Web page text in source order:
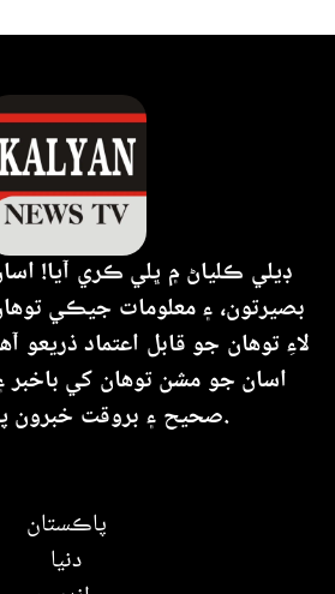
پاڪستان
دنيا
ڊيلي ڪلياڻ ۾ ڀلي ڪري آيا!
بصيرتون، ۽ معلومات جيڪي
لاءِ توهان جو قابل اعتماد ذريعو
اسان جو مشن توهان کي باخبر ۽
صحيح ۽ بروقت خبرون پهچائڻ آهي.